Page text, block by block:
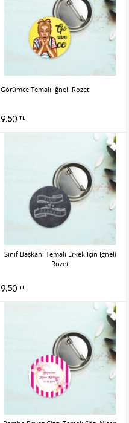
Görümce Temalı İğneli Rozet
9.50 TL
Sınıf Başkanı Temalı Erkek İçin İğneli
Rozet
9.50 TL